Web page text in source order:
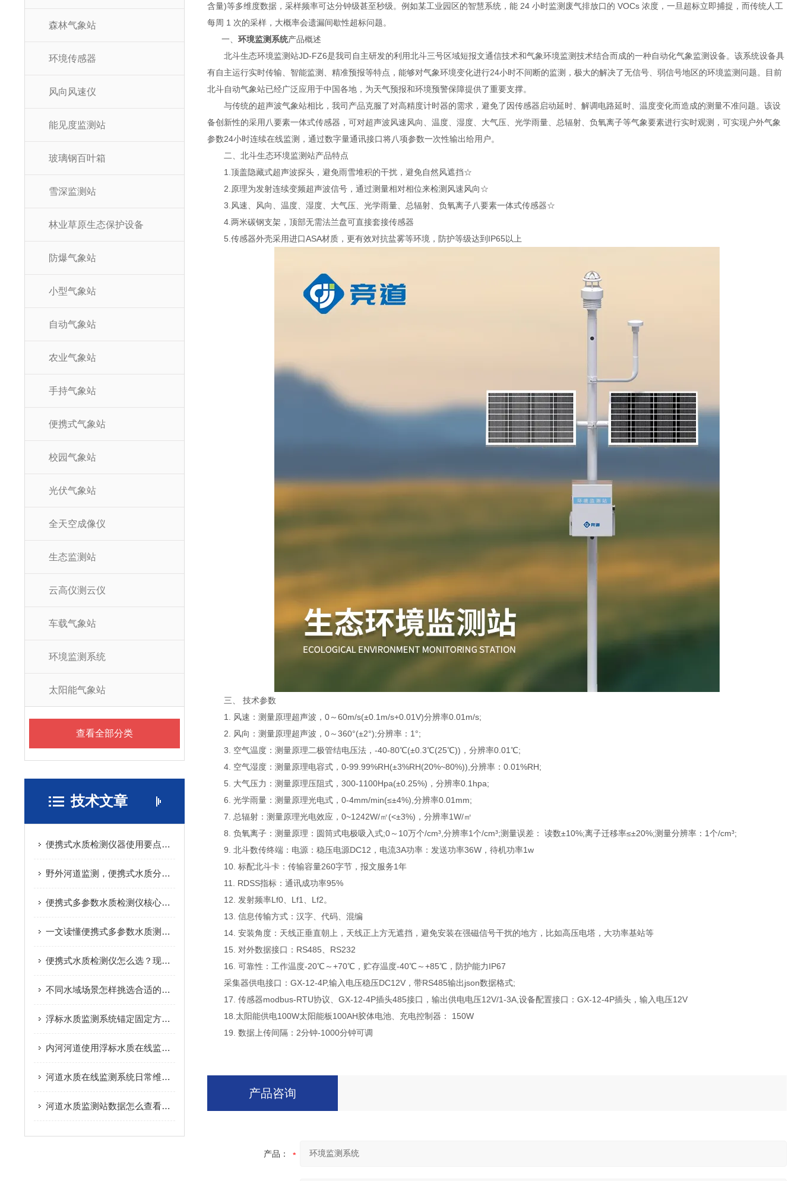
森林气象站
环境传感器
风向风速仪
能见度监测站
玻璃钢百叶箱
雪深监测站
林业草原生态保护设备
防爆气象站
小型气象站
自动气象站
农业气象站
手持气象站
便携式气象站
校园气象站
光伏气象站
全天空成像仪
生态监测站
云高仪测云仪
车载气象站
环境监测系统
太阳能气象站
查看全部分类
技术文章
便携式水质检测仪器使用要点，减少检测数据误差
野外河道监测，便携式水质分析仪实际应用分享
便携式多参数水质检测仪核心原理，看完快速搞懂
一文读懂便携式多参数水质测定仪，户外检测不再难
便携式水质检测仪怎么选？现场水质检测实用指南
不同水域场景怎样挑选合适的浮漂水质监测站
浮标水质监测系统锚定固定方式该如何选择
内河河道使用浮标水质在线监测站有哪些优势
河道水质在线监测系统日常维护需要做哪些工作
河道水质监测站数据怎么查看与导出
含量)等多维度数据，采样频率可达分钟级甚至秒级。例如某工业园区的智慧系统，能 24 小时监测废气排放口的 VOCs 浓度，一旦超标立即捕捉，而传统人工
每周 1 次的采样，大概率会遗漏间歇性超标问题。
一、环境监测系统产品概述
北斗生态环境监测站JD-FZ6是我司自主研发的利用北斗三号区域短报文通信技术和气象环境监测技术结合而成的一种自动化气象监测设备。该系统设备具
有自主运行实时传输、智能监测、精准预报等特点，能够对气象环境变化进行24小时不间断的监测，极大的解决了无信号、弱信号地区的环境监测问题。目前
北斗自动气象站已经广泛应用于中国各地，为天气预报和环境预警保障提供了重要支撑。
与传统的超声波气象站相比，我司产品克服了对高精度计时器的需求，避免了因传感器启动延时、解调电路延时、温度变化而造成的测量不准问题。该设
备创新性的采用八要素一体式传感器，可对超声波风速风向、温度、湿度、大气压、光学雨量、总辐射、负氧离子等气象要素进行实时观测，可实现户外气象
参数24小时连续在线监测，通过数字量通讯接口将八项参数一次性输出给用户。
二、北斗生态环境监测站产品特点
1.顶盖隐藏式超声波探头，避免雨雪堆积的干扰，避免自然风遮挡☆
2.原理为发射连续变频超声波信号，通过测量相对相位来检测风速风向☆
3.风速、风向、温度、湿度、大气压、光学雨量、总辐射、负氧离子八要素一体式传感器☆
4.两米碳钢支架，顶部无需法兰盘可直接套接传感器
5.传感器外壳采用进口ASA材质，更有效对抗盐雾等环境，防护等级达到IP65以上
三、 技术参数
1. 风速：测量原理超声波，0～60m/s(±0.1m/s+0.01V)分辨率0.01m/s;
2. 风向：测量原理超声波，0～360°(±2°);分辨率：1°;
3. 空气温度：测量原理二极管结电压法，-40-80℃(±0.3℃(25℃))，分辨率0.01℃;
4. 空气湿度：测量原理电容式，0-99.99%RH(±3%RH(20%~80%)),分辨率：0.01%RH;
5. 大气压力：测量原理压阻式，300-1100Hpa(±0.25%)，分辨率0.1hpa;
6. 光学雨量：测量原理光电式，0-4mm/min(≤±4%),分辨率0.01mm;
7. 总辐射：测量原理光电效应，0~1242W/㎡(<±3%)，分辨率1W/㎡
8. 负氧离子：测量原理：圆筒式电极吸入式;0～10万个/cm³,分辨率1个/cm³;测量误差： 读数±10%;离子迁移率≤±20%;测量分辨率：1个/cm³;
9. 北斗数传终端：电源：稳压电源DC12，电流3A功率：发送功率36W，待机功率1w
10. 标配北斗卡：传输容量260字节，报文服务1年
11. RDSS指标：通讯成功率95%
12. 发射频率Lf0、Lf1、Lf2。
13. 信息传输方式：汉字、代码、混编
14. 安装角度：天线正垂直朝上，天线正上方无遮挡，避免安装在强磁信号干扰的地方，比如高压电塔，大功率基站等
15. 对外数据接口：RS485、RS232
16. 可靠性：工作温度-20℃～+70℃，贮存温度-40℃～+85℃，防护能力IP67
采集器供电接口：GX-12-4P,输入电压稳压DC12V，带RS485输出json数据格式;
17. 传感器modbus-RTU协议、GX-12-4P插头485接口，输出供电电压12V/1-3A,设备配置接口：GX-12-4P插头，输入电压12V
18.太阳能供电100W太阳能板100AH胶体电池、充电控制器： 150W
19. 数据上传间隔：2分钟-1000分钟可调
产品咨询
产品：